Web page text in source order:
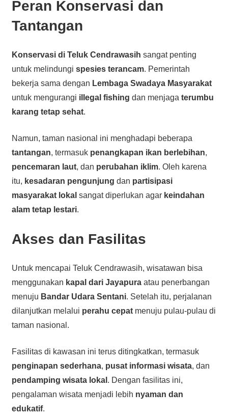
Peran Konservasi dan
Tantangan
Konservasi di Teluk Cendrawasih sangat penting
untuk melindungi spesies terancam. Pemerintah
bekerja sama dengan Lembaga Swadaya Masyarakat
untuk mengurangi illegal fishing dan menjaga terumbu
karang tetap sehat.
Namun, taman nasional ini menghadapi beberapa
tantangan, termasuk penangkapan ikan berlebihan,
pencemaran laut, dan perubahan iklim. Oleh karena
itu, kesadaran pengunjung dan partisipasi
masyarakat lokal sangat diperlukan agar keindahan
alam tetap lestari.
Akses dan Fasilitas
Untuk mencapai Teluk Cendrawasih, wisatawan bisa
menggunakan kapal dari Jayapuraatau penerbangan
menuju Bandar Udara Sentani. Setelah itu, perjalanan
dilanjutkan melalui perahu cepatmenuju pulau-pulau di
taman nasional.
Fasilitas di kawasan ini terus ditingkatkan, termasuk
penginapan sederhana, pusat informasi wisata, dan
pendamping wisata lokal . Dengan fasilitas ini,
pengalaman wisata menjadi lebih nyaman dan
edukatif.